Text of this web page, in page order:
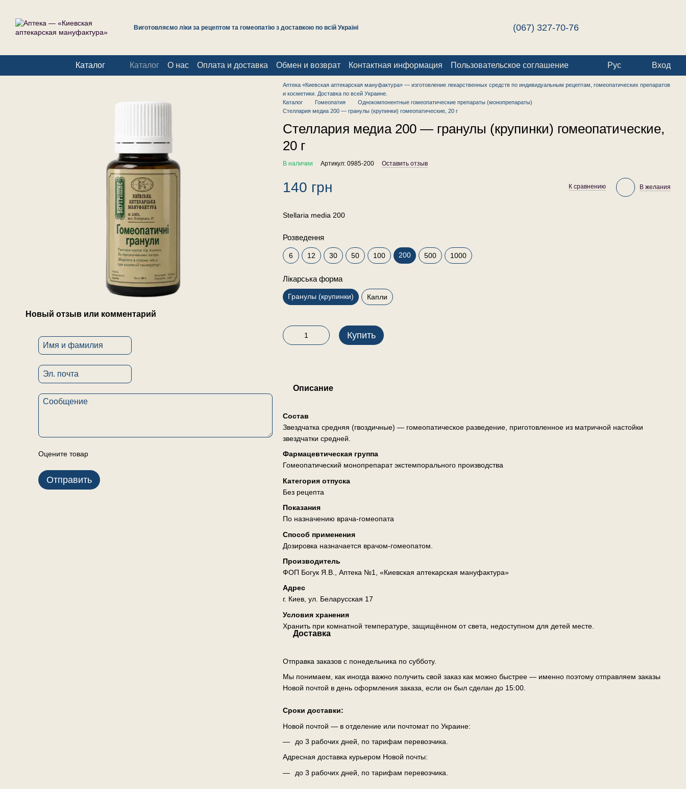
Виготовляємо ліки за рецептом та гомеопатію з доставкою по всій Україні (067) 327-70-76
Каталог Каталог О нас Оплата и доставка Обмен и возврат Контактная информация Пользовательское соглашение Рус Вход
Новый отзыв или комментарий
Оцените товар
Отправить
Аптека «Киевская аптекарская мануфактура» — изготовление лекарственных средств по индивидуальным рецептам, гомеопатических препаратов
и косметики. Доставка по всей Украине.
Каталог
Гомеопатия
Однокомпонентные гомеопатические препараты (монопрепараты)
Стеллария медиа 200 — гранулы (крупинки) гомеопатические, 20 г
Стеллария медиа 200 — гранулы (крупинки) гомеопатические,
20 г
В наличии Артикул: 0985-200 Оставить отзыв
140 грн К сравнению В желания
Stellaria media 200
Розведення
6 12 30 50 100 200 500 1000
Лікарська форма
Гранулы (крупинки) Капли
Купить
Описание
Состав
Звездчатка средняя (гвоздичные) — гомеопатическое разведение, приготовленное из матричной настойки
звездчатки средней.
Фармацевтическая группа
Гомеопатический монопрепарат экстемпорального производства
Категория отпуска
Без рецепта
Показания
По назначению врача-гомеопата
Способ применения
Дозировка назначается врачом-гомеопатом.
Производитель
ФОП Богук Я.В., Аптека №1, «Киевская аптекарская мануфактура»
Адрес
г. Киев, ул. Беларусская 17
Условия хранения
Хранить при комнатной температуре, защищённом от света, недоступном для детей месте.
Доставка
Отправка заказов с понедельника по субботу.
Мы понимаем, как иногда важно получить свой заказ как можно быстрее — именно поэтому отправляем заказы
Новой почтой в день оформления заказа, если он был сделан до 15:00.
Сроки доставки:
Новой почтой — в отделение или почтомат по Украине:
до 3 рабочих дней, по тарифам перевозчика.
Адресная доставка курьером Новой почты:
до 3 рабочих дней, по тарифам перевозчика.